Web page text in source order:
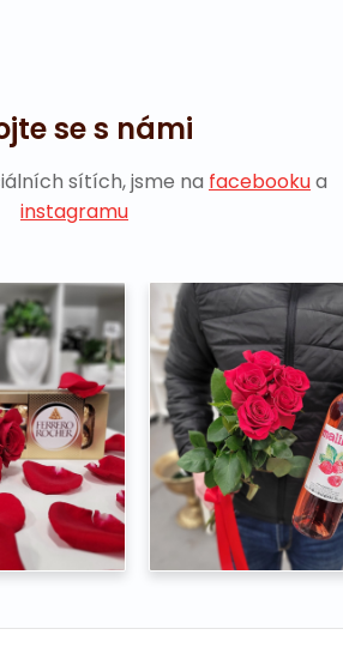
se s námi
sítích, jsme na facebookua
instagramu